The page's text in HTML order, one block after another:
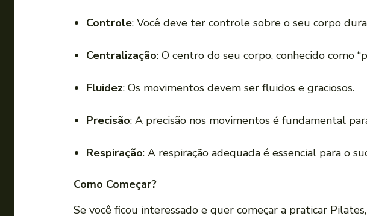
Controle: Você deve ter controle sobre o seu corpo
Centralização: O centro do seu corpo, conhecido como
Fluidez: Os movimentos devem ser fluidos e graciosos.
Precisão: A precisão nos movimentos é fundamental
Respiração: A respiração adequada é essencial para o
Como Começar?
Se você ficou interessado e quer começar a praticar